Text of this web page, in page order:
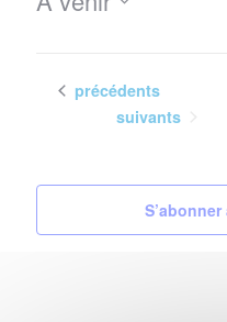
Évènements
précédents
Évènements
suivants